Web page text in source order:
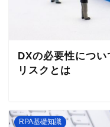
DXの必要性につ
リスクとは
RPA基礎知識